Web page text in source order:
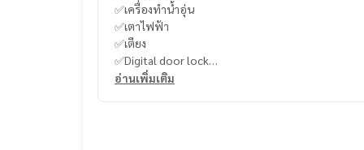
✅เครื่องทำน้ำอุ่น
✅เตาไฟฟ้า
✅เตียง
✅Digital door lock
อ่านเพิ่มเติม